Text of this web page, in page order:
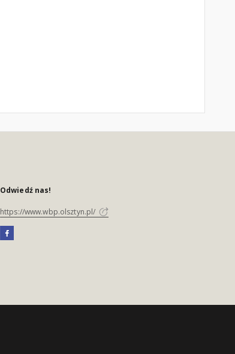
Odwiedź nas!
https://www.wbp.olsztyn.pl/